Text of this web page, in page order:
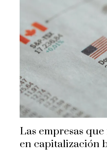
Las empresas
en capitalización